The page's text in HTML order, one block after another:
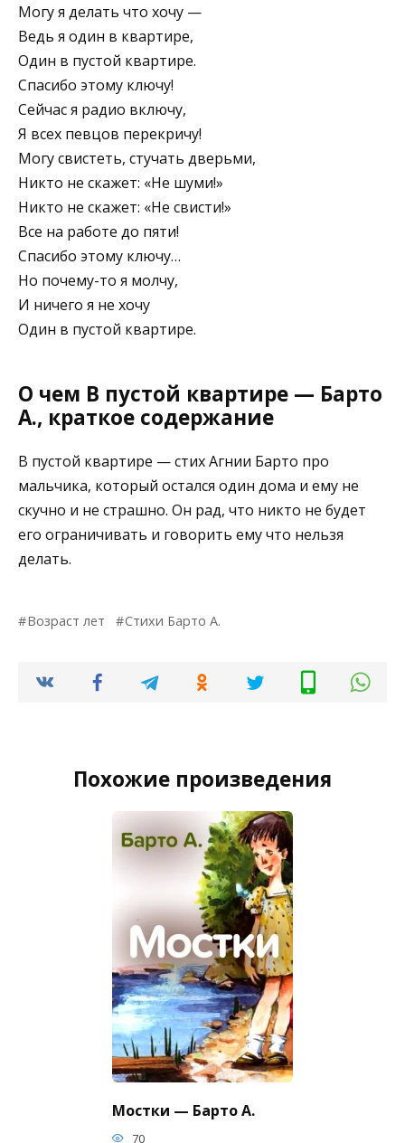
Могу я делать что хочу —
Ведь я один в квартире,
Один в пустой квартире.
Спасибо этому ключу!
Сейчас я радио включу,
Я всех певцов перекричу!
Могу свистеть, стучать дверьми,
Никто не скажет: «Не шуми!»
Никто не скажет: «Не свисти!»
Все на работе до пяти!
Спасибо этому ключу…
Но почему-то я молчу,
И ничего я не хочу
Один в пустой квартире.
О чем В пустой квартире — Барто
А., краткое содержание
В пустой квартире — стих Агнии Барто про
мальчика, который остался один дома и ему не
скучно и не страшно. Он рад, что никто не будет
его ограничивать и говорить ему что нельзя
делать.
Возраст лет Стихи Барто А.
Похожие произведения
Мостки — Барто А.
70